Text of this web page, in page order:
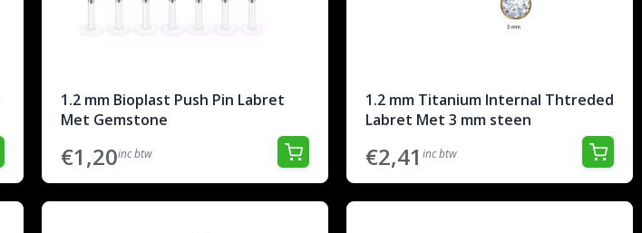
1.2 mm Bioplast Push Pin Labret
Met Gemstone
€1,20inc btw
1.2 mm Titanium Internal Thtreded
Labret Met 3 mm steen
€2,41 inc btw